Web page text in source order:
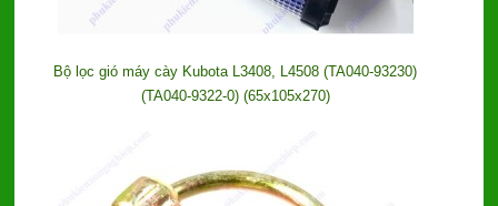
Bộ lọc gió máy cày Kubota L3408, L4508 (TA040-93230)
(TA040-9322-0) (65x105x270)